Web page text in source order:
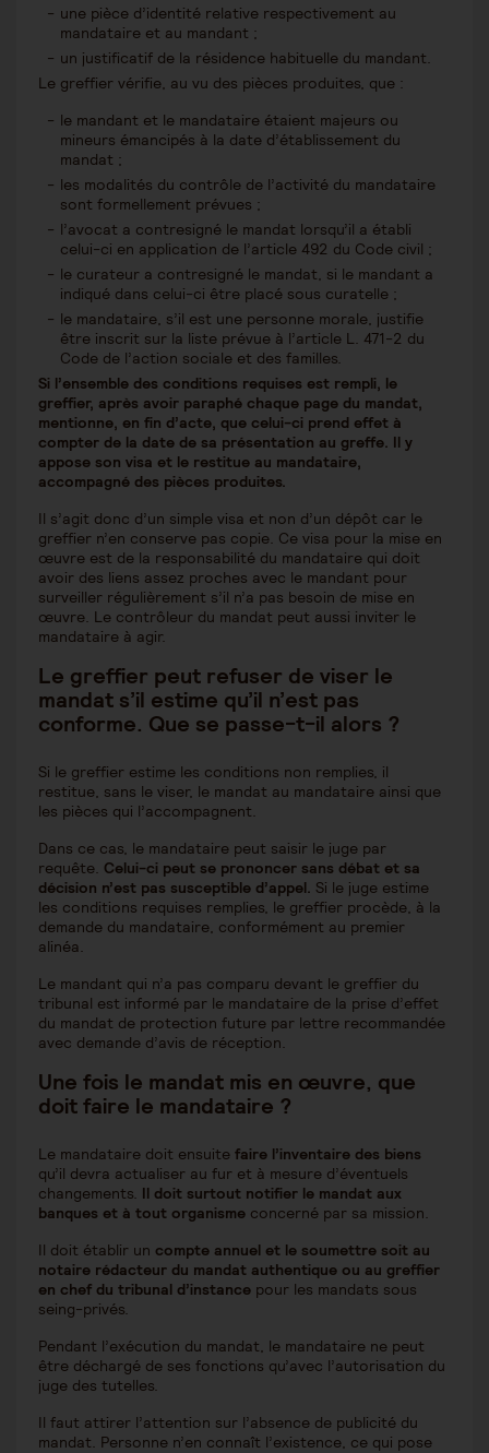
une pièce d’identité relative respectivement au
mandataire et au mandant ;
un justificatif de la résidence habituelle du mandant.
Le greffier vérifie, au vu des pièces produites, que :
le mandant et le mandataire étaient majeurs ou
mineurs émancipés à la date d’établissement du
mandat ;
les modalités du contrôle de l’activité du mandataire
sont formellement prévues ;
l’avocat a contresigné le mandat lorsqu’il a établi
celui-ci en application de l’article 492 du Code civil ;
le curateur a contresigné le mandat, si le mandant a
indiqué dans celui-ci être placé sous curatelle ;
le mandataire, s’il est une personne morale, justifie
être inscrit sur la liste prévue à l’article L. 471-2 du
Code de l’action sociale et des familles.
Si l’ensemble des conditions requises est rempli, le
greffier, après avoir paraphé chaque page du mandat,
mentionne, en fin d’acte, que celui-ci prend effet à
compter de la date de sa présentation au greffe. Il y
appose son visa et le restitue au mandataire,
accompagné des pièces produites.
Il s’agit donc d’un simple visa et non d’un dépôt car le
greffier n’en conserve pas copie. Ce visa pour la mise en
œuvre est de la responsabilité du mandataire qui doit
avoir des liens assez proches avec le mandant pour
surveiller régulièrement s’il n’a pas besoin de mise en
œuvre. Le contrôleur du mandat peut aussi inviter le
mandataire à agir.
Le greffier peut refuser de viser le
mandat s’il estime qu’il n’est pas
conforme. Que se passe-t-il alors ?
Si le greffier estime les conditions non remplies, il
restitue, sans le viser, le mandat au mandataire ainsi que
les pièces qui l’accompagnent.
Dans ce cas, le mandataire peut saisir le juge par
requête. Celui-ci peut se prononcer sans débat et sa
décision n’est pas susceptible d’appel. Si le juge estime
les conditions requises remplies, le greffier procède, à la
demande du mandataire, conformément au premier
alinéa.
Le mandant qui n’a pas comparu devant le greffier du
tribunal est informé par le mandataire de la prise d’effet
du mandat de protection future par lettre recommandée
avec demande d’avis de réception.
Une fois le mandat mis en œuvre, que
doit faire le mandataire ?
Le mandataire doit ensuite faire l’inventaire des biens
qu’il devra actualiser au fur et à mesure d’éventuels
changements. Il doit surtout notifier le mandat aux
banques et à tout organisme concerné par sa mission.
Il doit établir un compte annuel et le soumettre soit au
notaire rédacteur du mandat authentique ou au greffier
en chef du tribunal d’instance pour les mandats sous
seing-privés.
Pendant l’exécution du mandat, le mandataire ne peut
être déchargé de ses fonctions qu’avec l’autorisation du
juge des tutelles.
Il faut attirer l’attention sur l’absence de publicité du
mandat. Personne n’en connaît l’existence, ce qui pose